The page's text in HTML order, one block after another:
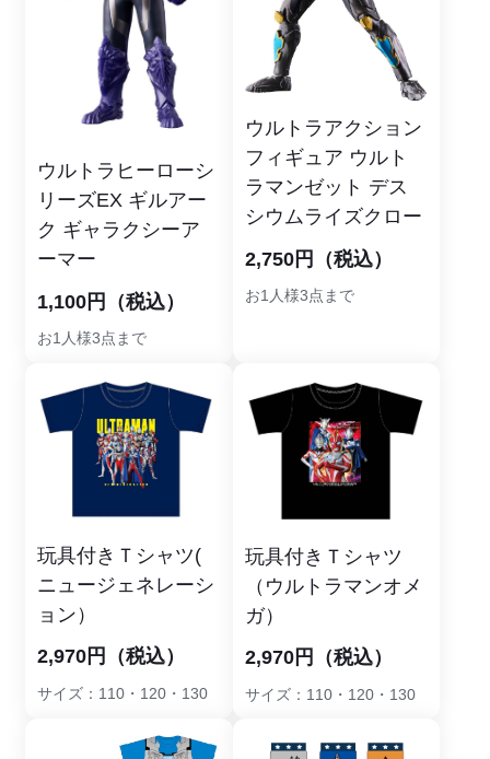
ウルトラヒーローシ
リーズEX ギルアー
ク ギャラクシーア
ーマー
1,100円（税込）
お1人様3点まで
ウルトラアクション
フィギュア ウルト
ラマンゼット デス
シウムライズクロー
2,750円（税込）
お1人様3点まで
玩具付きＴシャツ(
ニュージェネレーシ
ョン）
2,970円（税込）
サイズ：110・120・130
玩具付きＴシャツ
（ウルトラマンオメ
ガ）
2,970円（税込）
サイズ：110・120・130